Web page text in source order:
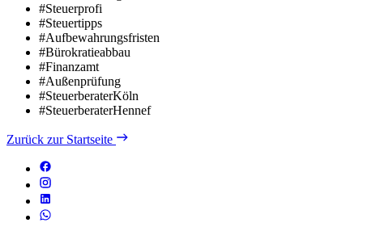
#Steuerprofi
#Steuertipps
#Aufbewahrungsfristen
#Bürokratieabbau
#Finanzamt
#Außenprüfung
#SteuerberaterKöln
#SteuerberaterHennef
Zurück zur Startseite